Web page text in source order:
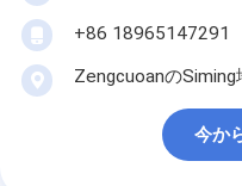
+86 18965147291
Zengcuoanの
今か